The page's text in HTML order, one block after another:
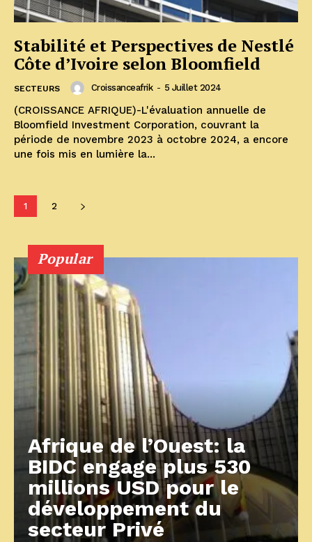
Stabilité et Perspectives de Nestlé
Côte d’Ivoire selon Bloomfield
SECTEURS Croissanceafrik - 5 Juillet 2024
(CROISSANCE AFRIQUE)-L'évaluation annuelle de
Bloomfield Investment Corporation, couvrant la
période de novembre 2023 à octobre 2024, a encore
une fois mis en lumière la...
1 2
Popular
Afrique de l’Ouest: la
BIDC engage plus 530
millions USD pour le
développement du
secteur Privé